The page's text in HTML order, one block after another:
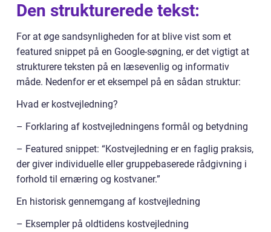
Den strukturerede tekst:
For at øge sandsynligheden for at blive vist som et
featured snippet på en Google-søgning, er det vigtigt at
strukturere teksten på en læsevenlig og informativ
måde. Nedenfor er et eksempel på en sådan struktur:
Hvad er kostvejledning?
– Forklaring af kostvejledningens formål og betydning
– Featured snippet: “Kostvejledning er en faglig praksis,
der giver individuelle eller gruppebaserede rådgivning i
forhold til ernæring og kostvaner.”
En historisk gennemgang af kostvejledning
– Eksempler på oldtidens kostvejledning